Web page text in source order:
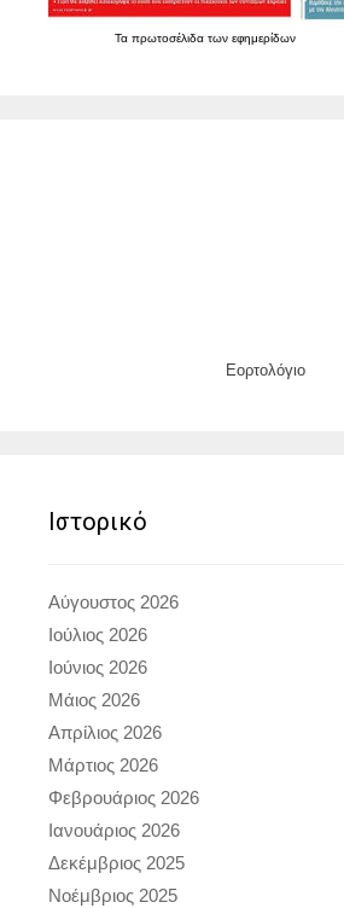
Τα πρωτοσέλιδα των εφημερίδων
Εορτολόγιο
Ιστορικό
Αύγουστος 2026
Ιούλιος 2026
Ιούνιος 2026
Μάιος 2026
Απρίλιος 2026
Μάρτιος 2026
Φεβρουάριος 2026
Ιανουάριος 2026
Δεκέμβριος 2025
Νοέμβριος 2025